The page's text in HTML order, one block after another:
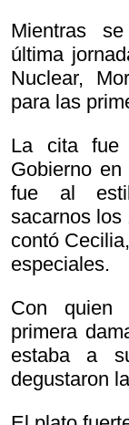
Mientras
última
Nuclear,
para las
La cita fue
Gobierno
fue al
sacarnos los
contó
especiales.
Con quien
primera
estaba a
degustaron